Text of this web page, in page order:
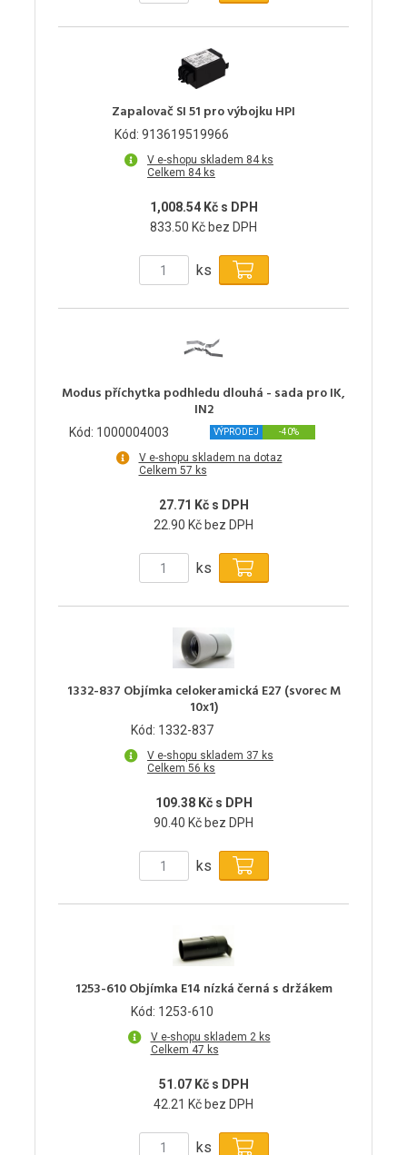
Zapalovač SI 51 pro výbojku HPI
Kód: 913619519966
V e-shopu skladem 84 ks
Celkem 84 ks
1,008.54 Kč s DPH
833.50 Kč bez DPH
ks
Modus příchytka podhledu dlouhá - sada pro IK,
IN2
Kód: 1000004003 VÝPRODEJ -40%
V e-shopu skladem na dotaz
Celkem 57 ks
27.71 Kč s DPH
22.90 Kč bez DPH
ks
1332-837 Objímka celokeramická E27 (svorec M
10x1)
Kód: 1332-837
V e-shopu skladem 37 ks
Celkem 56 ks
109.38 Kč s DPH
90.40 Kč bez DPH
ks
1253-610 Objímka E14 nízká černá s držákem
Kód: 1253-610
V e-shopu skladem 2 ks
Celkem 47 ks
51.07 Kč s DPH
42.21 Kč bez DPH
ks